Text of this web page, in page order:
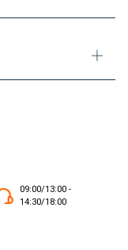
09:00/13:00 -
14:30/18:00